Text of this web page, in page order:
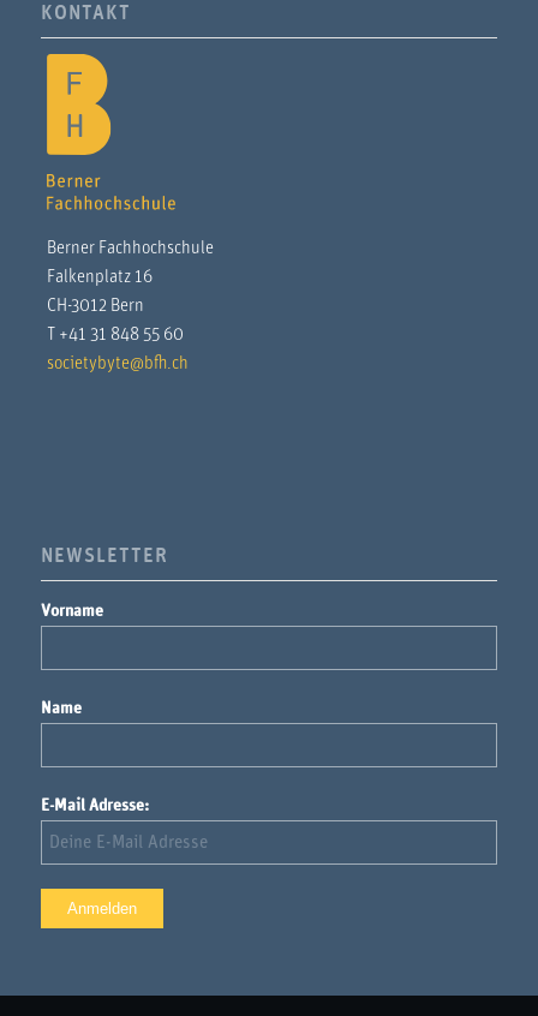
KONTAKT
Berner Fachhochschule
Falkenplatz 16
CH-3012 Bern
T +41 31 848 55 60
societybyte@bfh.ch
NEWSLETTER
Vorname
Name
E-Mail Adresse: